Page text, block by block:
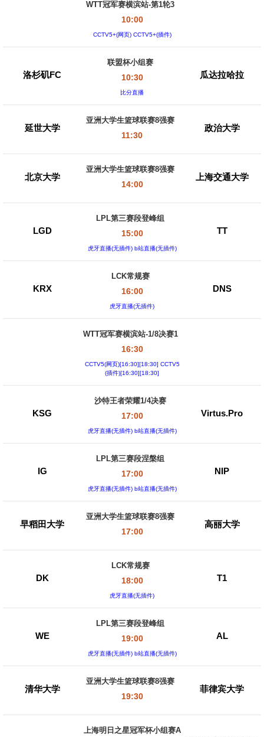
WTT冠军赛横滨站-第1轮3
10:00
CCTV5+(网页) CCTV5+(插件)
洛杉矶FC
联盟杯小组赛
10:30
比分直播
瓜达拉哈拉
延世大学
亚洲大学生篮球联赛8强赛
11:30
政治大学
北京大学
亚洲大学生篮球联赛8强赛
14:00
上海交通大学
LGD
LPL第三赛段登峰组
15:00
虎牙直播(无插件) b站直播(无插件)
TT
KRX
LCK常规赛
16:00
虎牙直播(无插件)
DNS
WTT冠军赛横滨站-1/8决赛1
16:30
CCTV5(网页)[16:30][18:30] CCTV5
(插件)[16:30][18:30]
KSG
沙特王者荣耀1/4决赛
17:00
虎牙直播(无插件) b站直播(无插件)
Virtus.Pro
IG
LPL第三赛段涅槃组
17:00
虎牙直播(无插件) b站直播(无插件)
NIP
早稻田大学
亚洲大学生篮球联赛8强赛
17:00
高丽大学
DK
LCK常规赛
18:00
虎牙直播(无插件)
T1
WE
LPL第三赛段登峰组
19:00
虎牙直播(无插件) b站直播(无插件)
AL
清华大学
亚洲大学生篮球联赛8强赛
19:30
菲律宾大学
上海明日之星冠军杯小组赛A